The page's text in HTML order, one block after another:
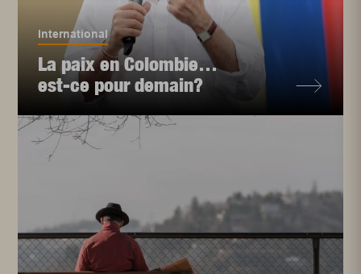
International
La paix en Colombie…
est-ce pour demain?